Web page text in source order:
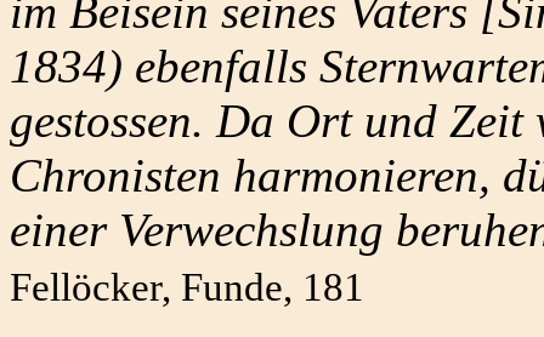
im Beisein seines Vaters
1834) ebenfalls
gestossen. Da Ort und Zeit
Chronisten harmonieren,
einer Verwechslung
Fellöcker, Funde, 181